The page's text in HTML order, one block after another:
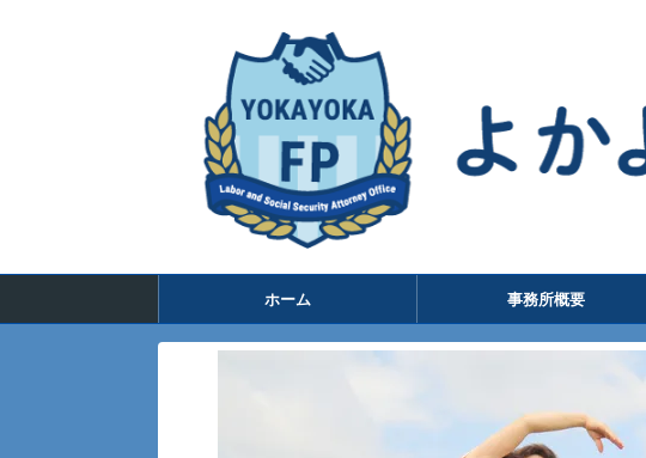
ホーム 事務所概要